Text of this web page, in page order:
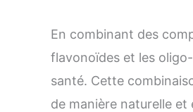
En combinant des
flavonoïdes et les
santé. Cette
de manière naturelle et